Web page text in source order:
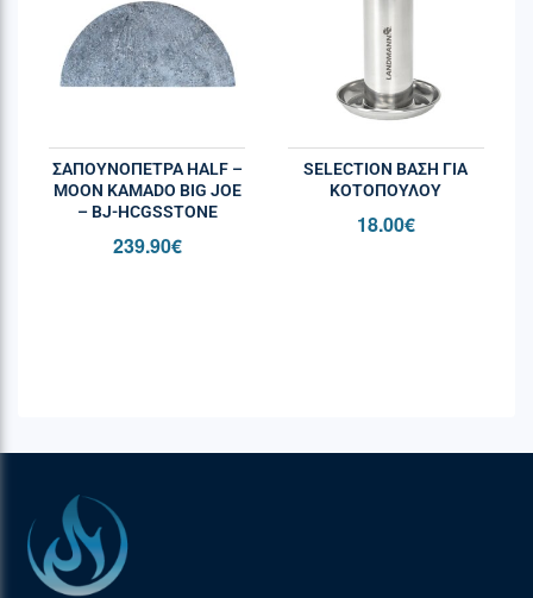
Ιδανικό για λαχανικά, stir fry, σούπες και
μαγειρευτά
ΔΙΑΣΤΑΣΕΙΣ
Πλάτος: 31,7cm
eu.info@napoleon.com
+31 85 588 655
ΣΑΠΟΥΝΌΠΕΤΡΑ HALF –
MOON KAMADO BIG JOE
– BJ-HCGSSTONE
239.90€
SELECTION BΆΣΗ ΓΙΑ
ΚΟΤΌΠΟΥΛΟΥ
18.00€